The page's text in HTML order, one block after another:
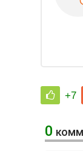
+7
0